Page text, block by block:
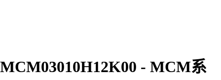
MCM03010H12K00 - MCM系